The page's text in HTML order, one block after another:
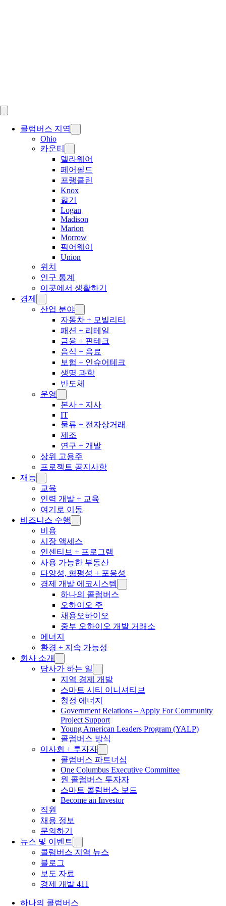
콜럼버스 지역
Ohio
카운티
델라웨어
페어필드
프랭클린
Knox
핥기
Logan
Madison
Marion
Morrow
픽어웨이
Union
위치
인구 통계
이곳에서 생활하기
경제
산업 분야
자동차 + 모빌리티
패션 + 리테일
금융 + 핀테크
음식 + 음료
보험 + 인슈어테크
생명 과학
반도체
운영
본사 + 지사
IT
물류 + 전자상거래
제조
연구 + 개발
상위 고용주
프로젝트 공지사항
재능
교육
인력 개발 + 교육
여기로 이동
비즈니스 수행
비용
시장 액세스
인센티브 + 프로그램
사용 가능한 부동산
다양성, 형평성 + 포용성
경제 개발 에코시스템
하나의 콜럼버스
오하이오 주
채용오하이오
중부 오하이오 개발 거래소
에너지
환경 + 지속 가능성
회사 소개
당사가 하는 일
지역 경제 개발
스마트 시티 이니셔티브
청정 에너지
Government Relations – Apply For Community
Project Support
Young American Leaders Program (YALP)
콜럼버스 방식
이사회 + 투자자
콜럼버스 파트너십
One Columbus Executive Committee
원 콜럼버스 투자자
스마트 콜럼버스 보드
Become an Investor
직원
채용 정보
문의하기
뉴스 및 이벤트
콜럼버스 지역 뉴스
블로그
보도 자료
경제 개발 411
하나의 콜럼버스